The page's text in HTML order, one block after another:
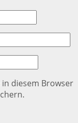
in diesem Browser